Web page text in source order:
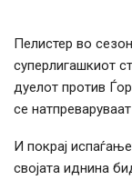
Пелистер во
суперлигашкиот
дуелот против
се
И покрај
својата иднина